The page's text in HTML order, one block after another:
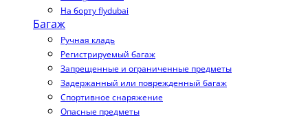
На борту flydubai
Багаж
Ручная кладь
Регистрируемый багаж
Запрещенные и ограниченные предметы
Задержанный или поврежденный багаж
Спортивное снаряжение
Опасные предметы